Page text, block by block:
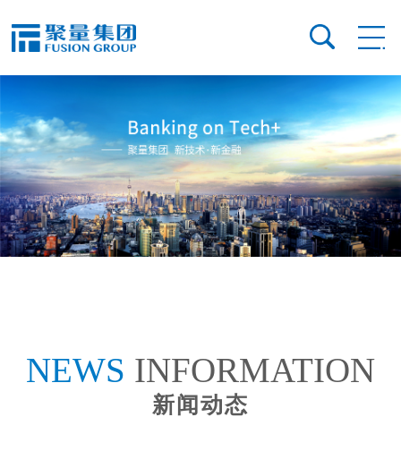
NEWS INFORMATION
新闻动态